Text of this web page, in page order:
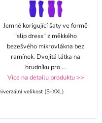
Jemně korigující šaty ve formě
"slip dress" z měkkého
bezešvého mikrovlákna bez
ramínek. Dvojitá látka na
hrudníku pro...
Více na detailu produktu >>
velikost (S-XXL)